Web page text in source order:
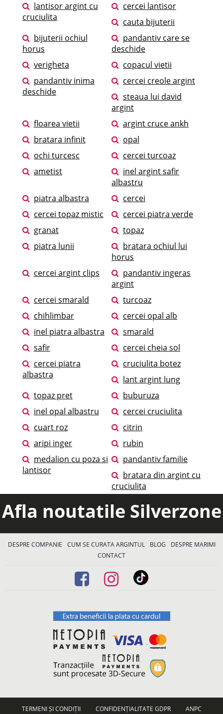
lantisor argint cu
cruciulita
cercei lantisor
cauta bijuterii
bijuterii ochiul
horus
pandantiv care se
deschide
verigheta
copacul vietii
pandantiv inima
deschide
cercei creole argint
steaua lui david
argint
floarea vietii
argint cruce ankh
bratara infinit
opal
ochi turcesc
cercei turcoaz
ametist
inel argint safir
albastru
piatra albastra
cercei
cercei topaz mistic
cercei piatra verde
granat
topaz
piatra lunii
bratara ochiul lui
horus
cercei argint clips
pandantiv ingeras
argint
cercei smarald
turcoaz
chihlimbar
cercei opal alb
inel piatra albastra
smarald
safir
cercei cheia sol
cercei piatra
albastra
cruciulita botez
lant argint lung
topaz pret
buburuza
inel opal albastru
cercei cruciulita
cuart roz
citrin
aripi inger
rubin
medalion cu poza si
lantisor
pandantiv familie
bratara din argint cu
cruciulita
Afla noutatile Silverzone
DESPRE COMPANIE CUM SE CURATA ARGINTUL BLOG
DESPRE MARIMI
CONTACT
TERMENI ȘI CONDIȚII CONFIDENȚIALITATE GDPR ANPC